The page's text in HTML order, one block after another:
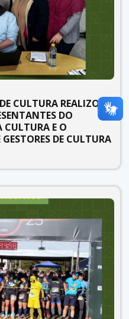
CULTURA REALIZOU
DO
CULTURA E O
DE CULTURA